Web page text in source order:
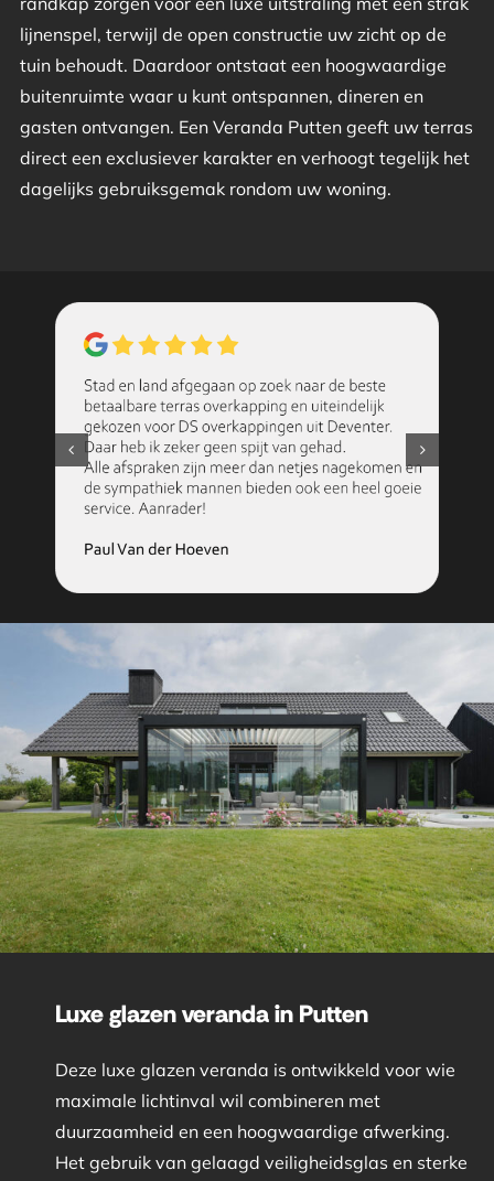
lijnenspel, terwijl de open constructie uw zicht op de
tuin behoudt. Daardoor ontstaat een hoogwaardige
buitenruimte waar u kunt ontspannen, dineren en
gasten ontvangen. Een Veranda Putten geeft uw terras
direct een exclusiever karakter en verhoogt tegelijk het
dagelijks gebruiksgemak rondom uw woning.
Luxe glazen veranda in Putten
Deze luxe glazen veranda is ontwikkeld voor wie
maximale lichtinval wil combineren met
duurzaamheid en een hoogwaardige afwerking.
Het gebruik van gelaagd veiligheidsglas en sterke